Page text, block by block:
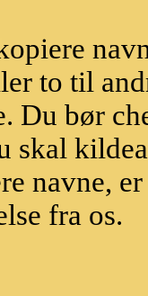
to til
Du bør
skal
navne,
fra os.